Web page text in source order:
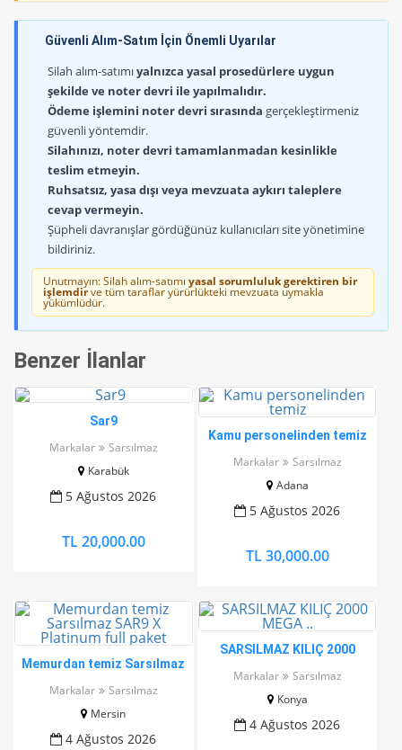
Güvenli Alım-Satım İçin Önemli Uyarılar
Silah alım-satımıyalnızca yasal prosedürlere uygun
şekilde ve noter devri ile yapılmalıdır.
Ödeme işlemini noter devri sırasında gerçekleştirmeniz
güvenli yöntemdir.
Silahınızı, noter devri tamamlanmadan kesinlikle
teslim etmeyin.
Ruhsatsız, yasa dışı veya mevzuata aykırı taleplere
cevap vermeyin.
Şüpheli davranışlar gördüğünüz kullanıcıları site yönetimine
bildiriniz.
Unutmayın: Silah alım-satımı yasal sorumluluk gerektiren bir
işlemdirve tüm taraflar yürürlükteki mevzuata uymakla
yükümlüdür.
Benzer İlanlar
Sar9
Markalar
Sarsılmaz
Karabük
5 Ağustos 2026
TL 20,000.00
Kamu personelinden temiz
Markalar
Sarsılmaz
Adana
5 Ağustos 2026
TL 30,000.00
Memurdan temiz Sarsılmaz
Markalar
Sarsılmaz
Mersin
4 Ağustos 2026
SARSILMAZ KILIÇ 2000
Markalar
Sarsılmaz
Konya
4 Ağustos 2026